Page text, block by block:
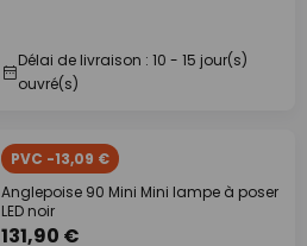
Délai de livraison : 10 - 15 jour(s)
ouvré(s)
PVC -13,09 €
Anglepoise 90 Mini Mini lampe à poser
LED noir
131,90 €